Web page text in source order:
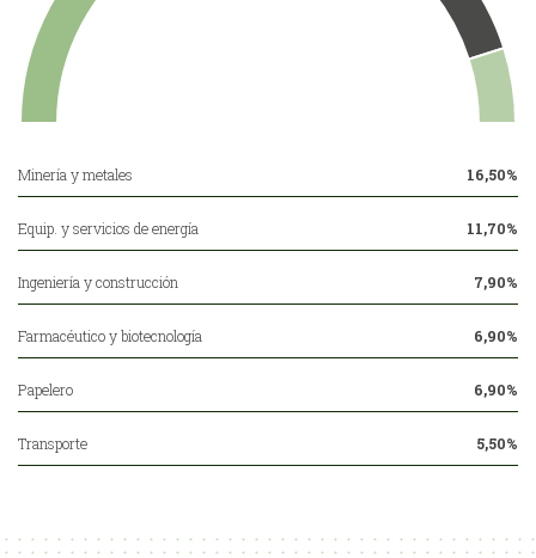
Minería y metales 16,50%
Equip. y servicios de energía 11,70%
Ingeniería y construcción 7,90%
Farmacéutico y biotecnología 6,90%
Papelero 6,90%
Transporte 5,50%